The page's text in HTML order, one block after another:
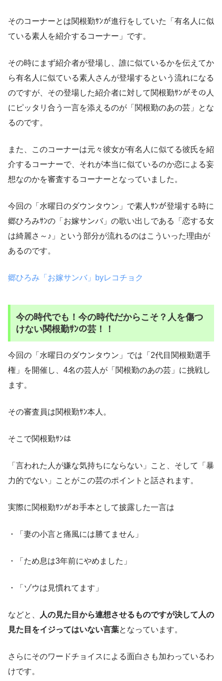
そのコーナーとは関根勤ｻﾝが進行をしていた「有名人に似
ている素人を紹介するコーナー」です。
その時にまず紹介者が登場し、誰に似ているかを伝えてか
ら有名人に似ている素人さんが登場するという流れになる
のですが、その登場した紹介者に対して関根勤ｻﾝがその人
にピッタリ合う一言を添えるのが「関根勤のあの芸」とな
るのです。
また、このコーナーは元々彼女が有名人に似てる彼氏を紹
介するコーナーで、それが本当に似ているのか恋による妄
想なのかを審査するコーナーとなっていました。
今回の「水曜日のダウンタウン」で素人ｻﾝが登場する時に
郷ひろみｻﾝの「お嫁サンバ」の歌い出しである「恋する女
は綺麗さ～♪」という部分が流れるのはこういった理由が
あるのです。
郷ひろみ「お嫁サンバ」byレコチョク
今の時代でも！今の時代だからこそ？人を傷つ
けない関根勤ｻﾝの芸！！
今回の「水曜日のダウンタウン」では「2代目関根勤選手
権」を開催し、4名の芸人が「関根勤のあの芸」に挑戦し
ます。
その審査員は関根勤ｻﾝ本人。
そこで関根勤ｻﾝは
「言われた人が嫌な気持ちにならない」こと、そして「暴
力的でない」ことがこの芸のポイントと話されます。
実際に関根勤ｻﾝがお手本として披露した一言は
・「妻の小言と痛風には勝てません」
・「ため息は3年前にやめました」
・「ゾウは見慣れてます」
などと、
人の見た目から連想させるものですが決して人の
見た目をイジってはいない言葉となっています。
さらにそのワードチョイスによる面白さも加わっているわ
けです。